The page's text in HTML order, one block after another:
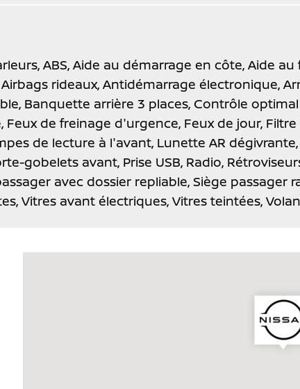
ABS, Aide au démarrage en côte, Aide au
Airbags rideaux, Antidémarrage électronique,
Banquette arrière 3 places, Contrôle
Feux de freinage d'urgence, Feux de jour, Filtre
de lecture à l'avant, Lunette AR dégivrante,
gobelets avant, Prise USB, Radio,
avec dossier repliable, Siège passager
Vitres avant électriques, Vitres teintées,